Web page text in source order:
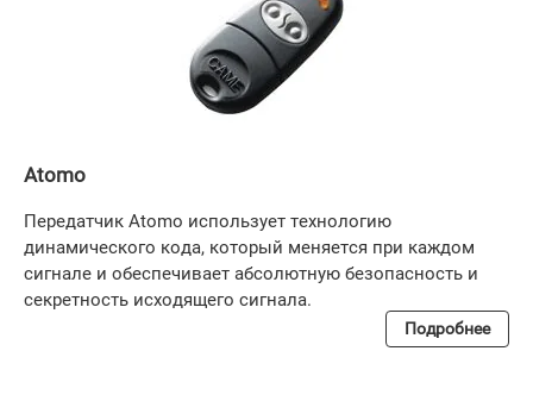
Atomo
Передатчик Atomo использует технологию
динамического кода, который меняется при каждом
сигнале и обеспечивает абсолютную безопасность и
секретность исходящего сигнала.
Подробнее